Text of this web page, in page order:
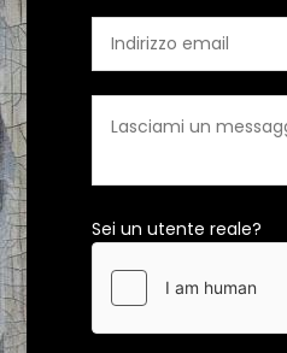
Sei un utente reale?